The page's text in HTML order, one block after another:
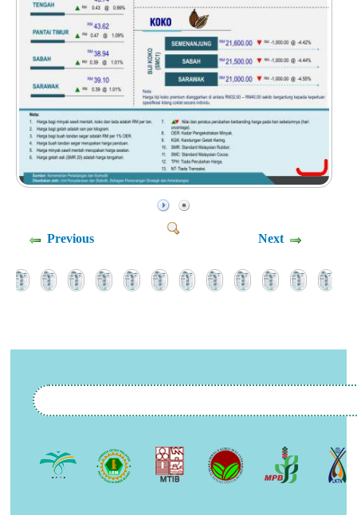
Previous Next